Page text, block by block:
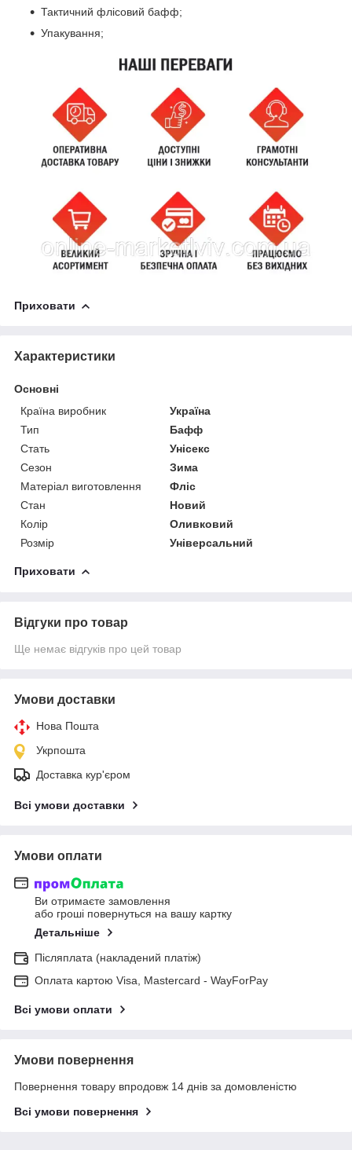
Тактичний флісовий бафф;
Упакування;
Приховати
Характеристики
Основні
Країна виробник
Україна
Тип
Бафф
Стать
Унісекс
Сезон
Зима
Матеріал виготовлення
Фліс
Стан
Новий
Колір
Оливковий
Розмір
Універсальний
Приховати
Відгуки про товар
Ще немає відгуків про цей товар
Умови доставки
Нова Пошта
Укрпошта
Доставка кур'єром
Всі умови доставки
Умови оплати
Ви отримаєте замовлення
або гроші повернуться на вашу картку
Детальніше
Післяплата (накладений платіж)
Оплата картою Visa, Mastercard - WayForPay
Всі умови оплати
Умови повернення
Повернення товару впродовж 14 днів за домовленістю
Всі умови повернення